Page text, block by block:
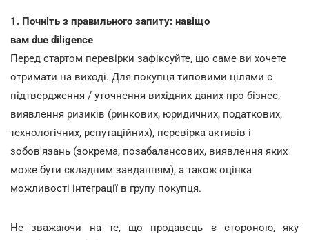
1. Почніть з правильного запиту: навіщо
вам due diligence
Перед стартом перевірки зафіксуйте, що саме ви хочете
отримати на виході. Для покупця типовими цілями є
підтвердження / уточнення вихідних даних про бізнес,
виявлення ризиків (ринкових, юридичних, податкових,
технологічних, репутаційних), перевірка активів і
зобов'язань (зокрема, позабалансових, виявлення яких
може бути складним завданням), а також оцінка
можливості інтеграції в групу покупця.
Не зважаючи на те, що продавець є стороною, яку